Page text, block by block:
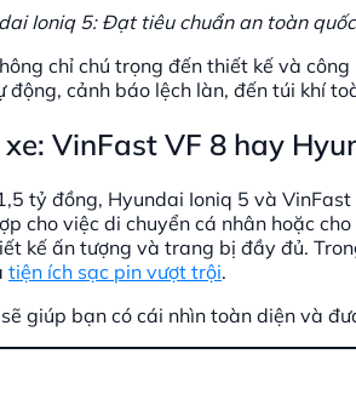
Ioniq 5: Đạt tiêu chuẩn an toàn
chỉ chú trọng đến thiết kế và
động, cảnh báo lệch làn, đến túi khí
VinFast VF 8 hay
tỷ đồng, Hyundai Ioniq 5 và
cho việc di chuyển cá nhân hoặc
kế ấn tượng và trang bị đầy đủ.
tiện ích sạc pin vượt trội.
sẽ giúp bạn có cái nhìn toàn diện và